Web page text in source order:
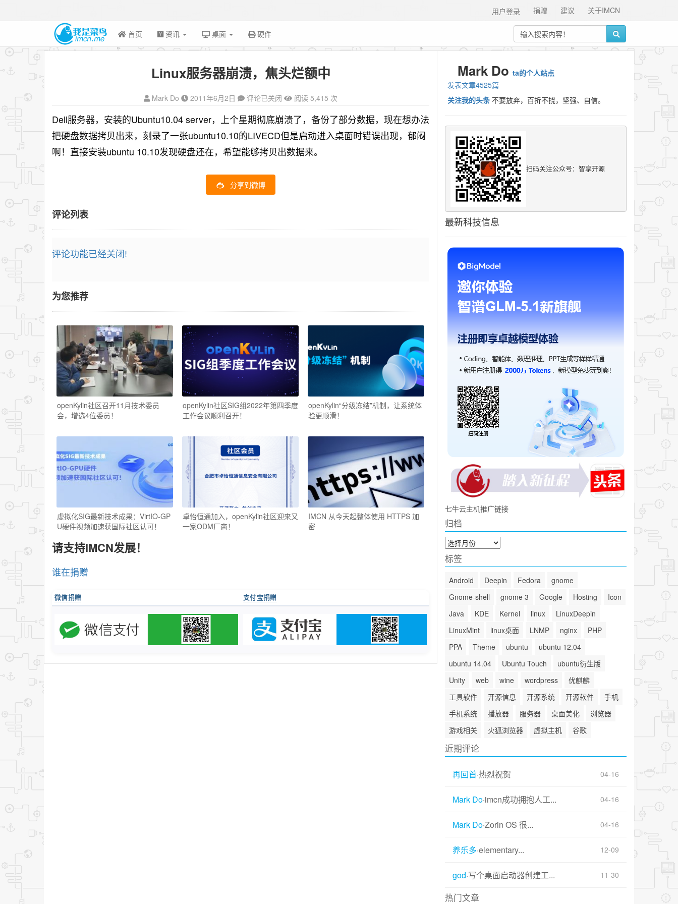
关于IMCN
建议
捐赠
用户登录
首页 资讯 桌面 硬件
Linux服务器崩溃，焦头烂额中
Mark Do 2011年6月2日 评论已关闭 阅读 5,415 次
Dell服务器，安装的Ubuntu10.04 server，上个星期彻底崩溃了，备份了部分数据，现在想办法
把硬盘数据拷贝出来，刻录了一张ubuntu10.10的LIVECD但是启动进入桌面时错误出现，郁闷
啊！直接安装ubuntu 10.10发现硬盘还在，希望能够拷贝出数据来。
分享到微博
评论列表
评论功能已经关闭!
为您推荐
openKylin社区召开11月技术委员
会，增选4位委员！
openKylin社区SIG组2022年第四季度
工作会议顺利召开！
openKylin“分级冻结”机制，让系统体
验更顺滑！
虚拟化SIG最新技术成果：VirtIO-GP
U硬件视频加速获国际社区认可！
卓怡恒通加入，openKylin社区迎来又
一家ODM厂商！
IMCN 从今天起整体使用 HTTPS 加
密
请支持IMCN发展！
谁在捐赠
微信捐赠 支付宝捐赠
Mark Do ta的个人站点
发表文章4525篇
关注我的头条 不要放弃，百折不挠，坚强、自信。
扫码关注公众号：智享开源
最新科技信息
七牛云主机推广链接
归档
归
档
标签
Android Deepin Fedora
gnome
Gnome-shell
gnome 3 Google Hosting
Icon
Java
KDE Kernel linux
LinuxDeepin
LinuxMint
linux桌面 LNMP nginx
PHP
PPA
Theme ubuntu
ubuntu 12.04
ubuntu 14.04
Ubuntu Touch
ubuntu衍生版
Unity
web wine wordpress
优麒麟
工具软件
开源信息 开源系统 开源软件
手机
手机系统
播放器 服务器 桌面美化
浏览器
游戏相关
火狐浏览器 虚拟主机 谷歌
近期评论
再回首·热烈祝贺 04-16
Mark Do·imcn成功拥抱人工... 04-16
Mark Do·Zorin OS 很... 04-16
养乐多·elementary... 12-09
god·写个桌面启动器创建工... 11-30
热门文章